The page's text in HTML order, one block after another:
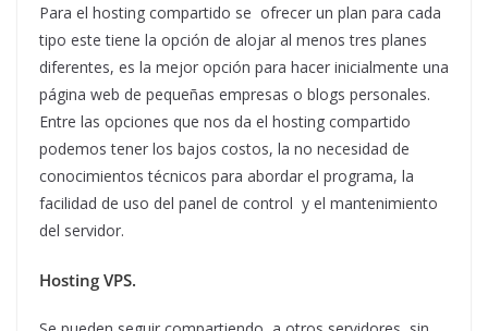
Para el hosting compartido se ofrecer un plan para cada
tipo este tiene la opción de alojar al menos tres planes
diferentes, es la mejor opción para hacer inicialmente una
página web de pequeñas empresas o blogs personales.
Entre las opciones que nos da el hosting compartido
podemos tener los bajos costos, la no necesidad de
conocimientos técnicos para abordar el programa, la
facilidad de uso del panel de control y el mantenimiento
del servidor.
Hosting VPS.